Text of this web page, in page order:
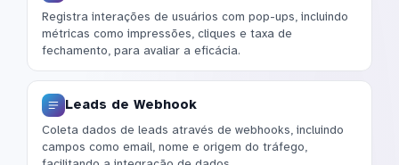
Registra interações de usuários com pop-ups, incluindo
métricas como impressões, cliques e taxa de
fechamento, para avaliar a eficácia.
Leads de Webhook
Coleta dados de leads através de webhooks, incluindo
campos como email, nome e origem do tráfego,